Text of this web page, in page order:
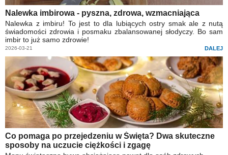
Nalewka imbirowa - pyszna, zdrowa, wzmacniająca
Nalewka z imbiru! To jest to dla lubiących ostry smak ale z nutą
świadomości zdrowia i posmaku zbalansowanej słodyczy. Bo sam
imbir to już samo zdrowie!
2026-03-21 DALEJ
Co pomaga po przejedzeniu w Święta? Dwa skuteczne
sposoby na uczucie ciężkości i zgagę